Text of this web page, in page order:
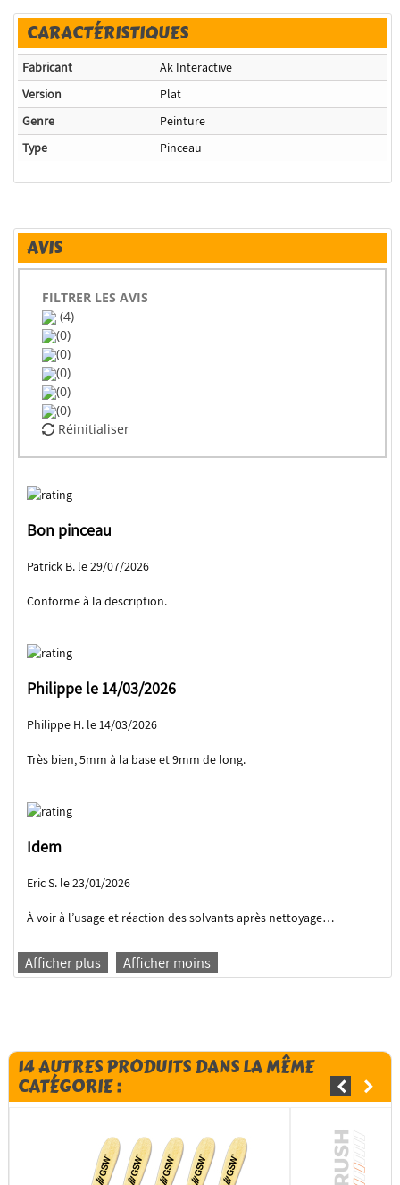
CARACTÉRISTIQUES
Fabricant
Ak Interactive
Version
Plat
Genre
Peinture
Type
Pinceau
AVIS
FILTRER LES AVIS
(4)
(0)
(0)
(0)
(0)
(0)
Réinitialiser
Bon pinceau
Patrick B. le 29/07/2026
Conforme à la description.
Philippe le 14/03/2026
Philippe H. le 14/03/2026
Très bien, 5mm à la base et 9mm de long.
Idem
Eric S. le 23/01/2026
À voir à l’usage et réaction des solvants après nettoyage…
Afficher plus Afficher moins
14 AUTRES PRODUITS DANS LA MÊME
CATÉGORIE :